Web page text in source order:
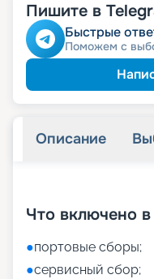
Пишите в
Быстрые
Поможем с
Описание
Что включено
●портовые сборы;
●сервисный сбор;